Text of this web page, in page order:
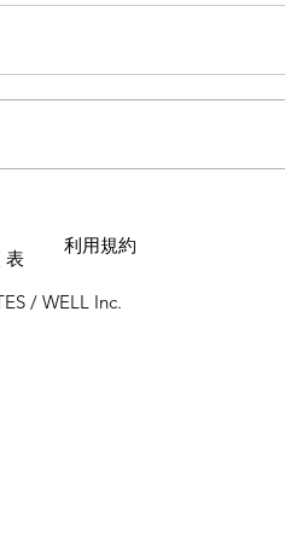
/ WELL Inc.
利用規約
表